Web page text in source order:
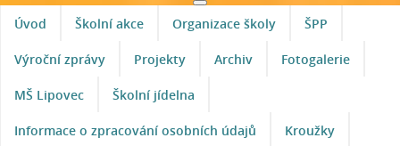
Úvod Školní akce Organizace školy ŠPP
Výroční zprávy Projekty Archiv Fotogalerie
MŠ Lipovec Školní jídelna
Informace o zpracování osobních údajů Kroužky